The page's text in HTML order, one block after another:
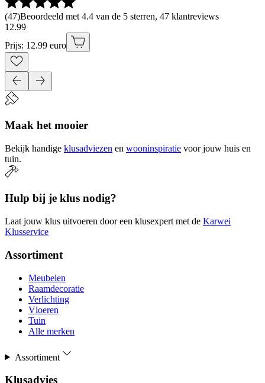
(47)Beoordeeld met 4.4 van de 5 sterren, 47 klantreviews
12.99
Prijs: 12.99 euro
Maak het mooier
Bekijk handige klusadviezen en wooninspiratie voor jouw huis en
tuin.
Hulp bij je klus nodig?
Laat jouw klus uitvoeren door een klusexpert met de Karwei
Klusservice
Assortiment
Meubelen
Raamdecoratie
Verlichting
Vloeren
Tuin
Alle merken
Assortiment
Klusadvies